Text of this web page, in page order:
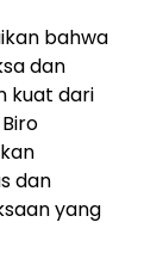
bahwa
dan
kuat dari
dan
yang